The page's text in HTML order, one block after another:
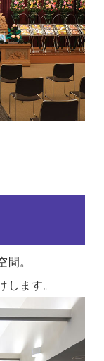
間。
します。